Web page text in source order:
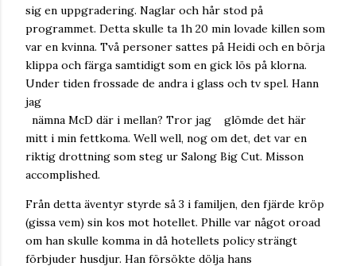
sig en uppgradering. Naglar och hår stod på
programmet. Detta skulle ta 1h 20 min lovade killen som
var en kvinna. Två personer sattes på Heidi och en börja
klippa och färga samtidigt som en gick lös på klorna.
Under tiden frossade de andra i glass och tv spel. Hann
jag
nämna McD där i mellan? Tror jag glömde det här
mitt i min fettkoma. Well well, nog om det, det var en
riktig drottning som steg ur Salong Big Cut. Misson
accomplished.
Från detta äventyr styrde så 3 i familjen, den fjärde kröp
(gissa vem) sin kos mot hotellet. Phille var något oroad
om han skulle komma in då hotellets policy strängt
förbjuder husdjur. Han försökte dölja hans